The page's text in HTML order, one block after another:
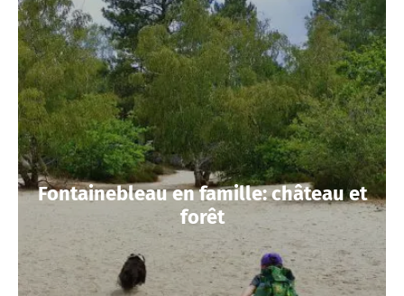
Fontainebleau en famille: château et
forêt